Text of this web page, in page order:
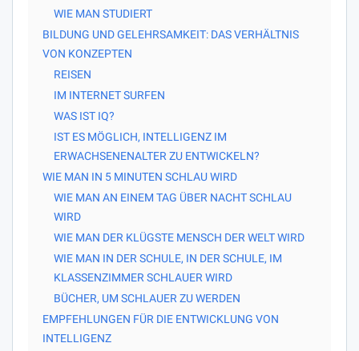
WIE MAN STUDIERT
BILDUNG UND GELEHRSAMKEIT: DAS VERHÄLTNIS
VON KONZEPTEN
REISEN
IM INTERNET SURFEN
WAS IST IQ?
IST ES MÖGLICH, INTELLIGENZ IM
ERWACHSENENALTER ZU ENTWICKELN?
WIE MAN IN 5 MINUTEN SCHLAU WIRD
WIE MAN AN EINEM TAG ÜBER NACHT SCHLAU
WIRD
WIE MAN DER KLÜGSTE MENSCH DER WELT WIRD
WIE MAN IN DER SCHULE, IN DER SCHULE, IM
KLASSENZIMMER SCHLAUER WIRD
BÜCHER, UM SCHLAUER ZU WERDEN
EMPFEHLUNGEN FÜR DIE ENTWICKLUNG VON
INTELLIGENZ